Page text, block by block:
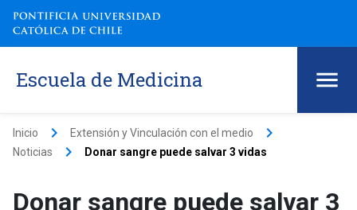
Escuela de Medicina
Inicio keyboard_arrow_right Extensión y Vinculación con el medio keyboard_arrow_right
Noticias keyboard_arrow_right Donar sangre puede salvar 3 vidas
Donar sangre puede salvar 3